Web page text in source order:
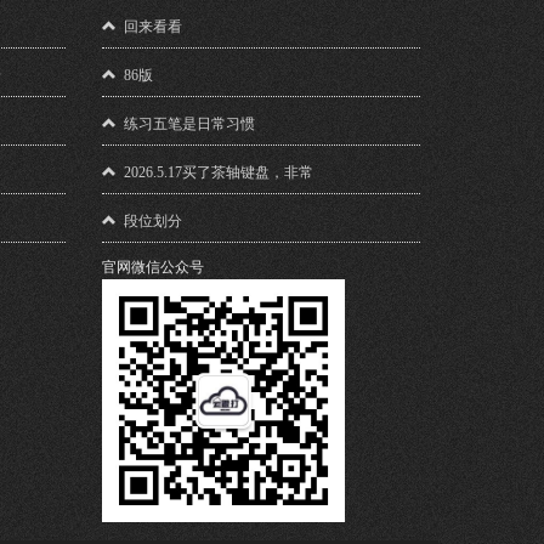
回来看看
86版
练习五笔是日常习惯
2026.5.17买了茶轴键盘，非常
段位划分
官网微信公众号